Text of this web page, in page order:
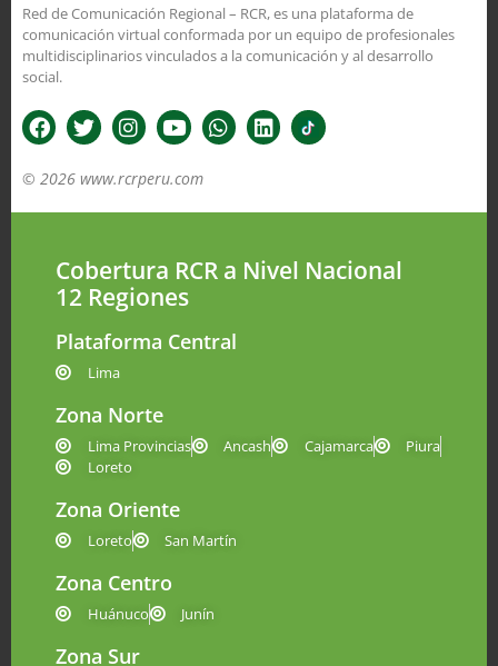
Red de Comunicación Regional – RCR, es una plataforma de
comunicación virtual conformada por un equipo de profesionales
multidisciplinarios vinculados a la comunicación y al desarrollo
social.
© 2026 www.rcrperu.com
Cobertura RCR a Nivel Nacional
12 Regiones
Plataforma Central
Lima
Zona Norte
Lima Provincias Ancash Cajamarca
Piura
Loreto
Zona Oriente
Loreto San Martín
Zona Centro
Huánuco Junín
Zona Sur